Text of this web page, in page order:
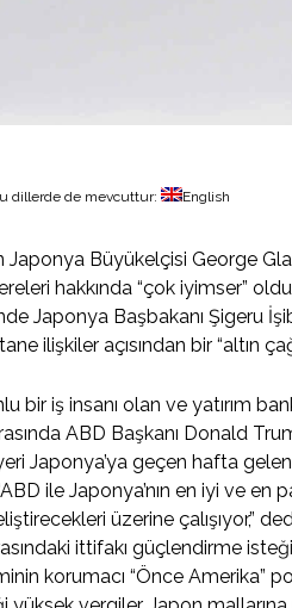
dillerde de mevcuttur: English
Japonya Büyükelçisi George
hakkında “çok iyimser”
Japonya Başbakanı Şigeru
ilişkiler açısından bir “altın
bir iş insanı olan ve yatırım
ABD Başkanı Donald
Japonya’ya geçen hafta
ile Japonya’nın en iyi ve
üzerine çalışıyor,”
ittifakı güçlendirme
korumacı “Önce Amerika”